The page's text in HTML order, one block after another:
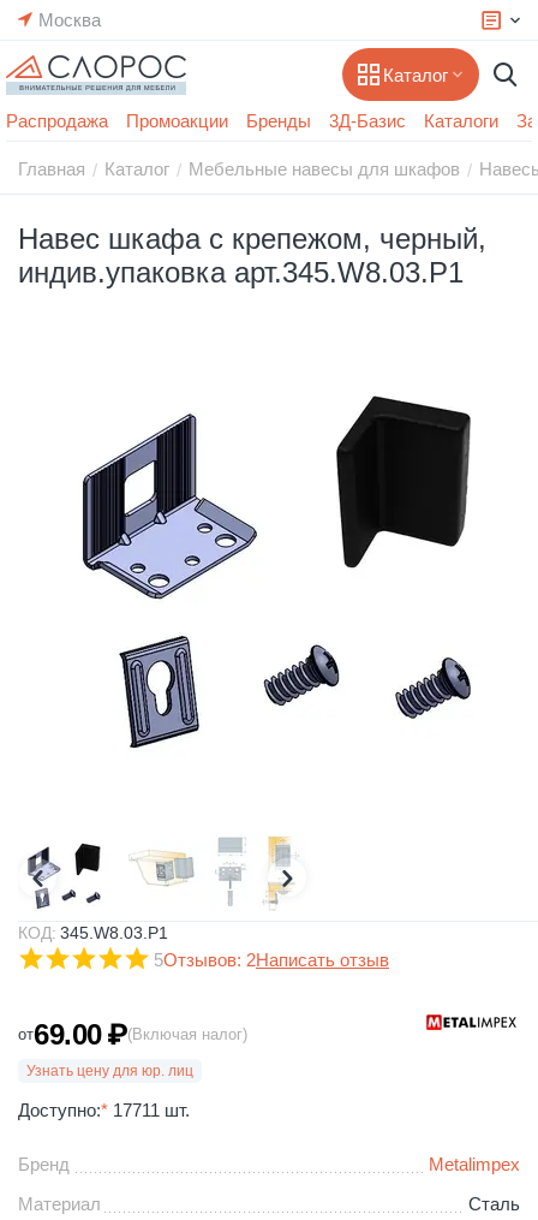
Москва
Каталог
Распродажа Промоакции Бренды 3Д-Базис Каталоги
Главная / Каталог / Мебельные навесы для шкафов /
Навес шкафа с крепежом, черный,
индив.упаковка арт.345.W8.03.P1
КОД: 345.W8.03.P1
5Отзывов: 2Написать отзыв
от69.00₽(Включая налог)
Узнать цену для юр. лиц
Доступно:* 17711 шт.
Бренд
Metalimpex
Материал
Сталь